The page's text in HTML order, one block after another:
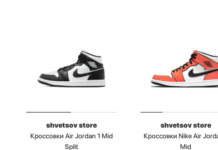
shvetsov store
Кроссовки Air Jordan 1 Mid
Split
shvetsov store
Кроссовки Nike Air
Mid